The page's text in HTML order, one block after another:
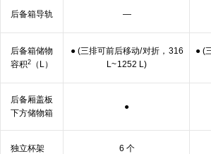
后备箱导轨 —
后备箱储物
容积2 （L）
● (三排可前后移动/对折， 316
L~1252 L)
● (
后备厢盖板
下方储物箱
●
独立杯架 6 个